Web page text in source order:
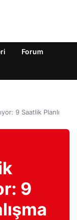
Forum
9 Saatlik Planlı
9